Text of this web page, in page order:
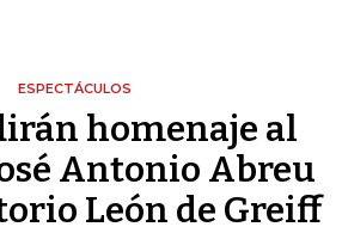
ESPECTÁCULOS
homenaje al
Antonio Abreu
León de Greiff